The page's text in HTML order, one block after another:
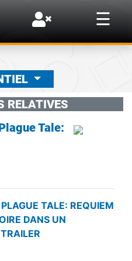
☰
×
RELATIVES
Tale:
TALE: REQUIEM
DANS UN